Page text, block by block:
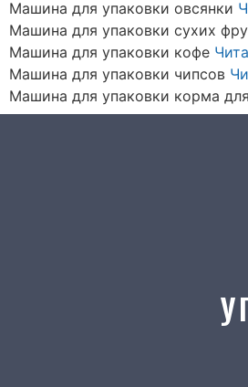
Машина для упаковки овсянки
Машина для упаковки сухих
Машина для упаковки кофе
Машина для упаковки чипсов
Машина для упаковки корма